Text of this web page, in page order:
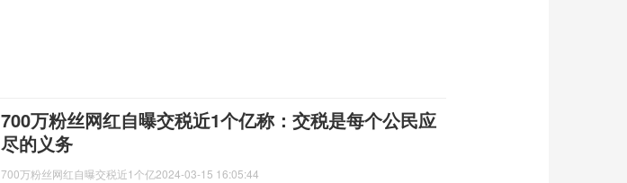
700万粉丝网红自曝交税近1个亿称：交税是每个公民应
尽的义务
700万粉丝网红自曝交税近1个亿2024-03-15 16:05:44